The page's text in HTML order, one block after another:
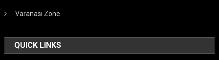
Varanasi Zone
QUICK LINKS